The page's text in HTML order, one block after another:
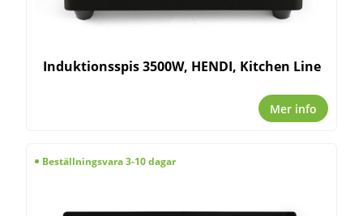
Induktionsspis 3500W, HENDI, Kitchen Line
Mer info
Beställningsvara 3-10 dagar